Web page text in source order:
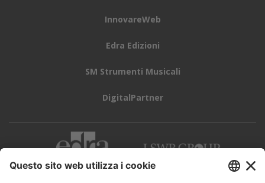
InnovareWeb
Edra Edizioni
SM Strumenti Musicali
DigitalPartner